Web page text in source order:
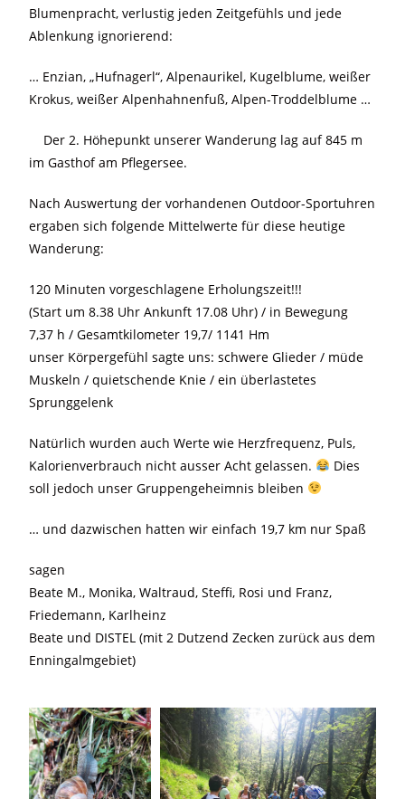
Blumenpracht, verlustig jeden Zeitgefühls und jede
Ablenkung ignorierend:
… Enzian, „Hufnagerl“, Alpenaurikel, Kugelblume, weißer
Krokus, weißer Alpenhahnenfuß, Alpen-Troddelblume …
Der 2. Höhepunkt unserer Wanderung lag auf 845 m
im Gasthof am Pflegersee.
Nach Auswertung der vorhandenen Outdoor-Sportuhren
ergaben sich folgende Mittelwerte für diese heutige
Wanderung:
120 Minuten vorgeschlagene Erholungszeit!!!
(Start um 8.38 Uhr Ankunft 17.08 Uhr) / in Bewegung
7,37 h / Gesamtkilometer 19,7/ 1141 Hm
unser Körpergefühl sagte uns: schwere Glieder / müde
Muskeln / quietschende Knie / ein überlastetes
Sprunggelenk
Natürlich wurden auch Werte wie Herzfrequenz, Puls,
Kalorienverbrauch nicht ausser Acht gelassen.
Dies
soll jedoch unser Gruppengeheimnis bleiben
… und dazwischen hatten wir einfach 19,7 km nur Spaß
sagen
Beate M., Monika, Waltraud, Steffi, Rosi und Franz,
Friedemann, Karlheinz
Beate und DISTEL (mit 2 Dutzend Zecken zurück aus dem
Enningalmgebiet)